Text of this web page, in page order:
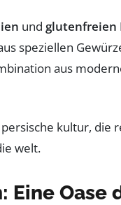
und glutenfreien
speziellen
aus
Eine